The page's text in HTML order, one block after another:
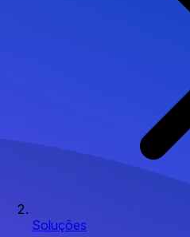
Soluções